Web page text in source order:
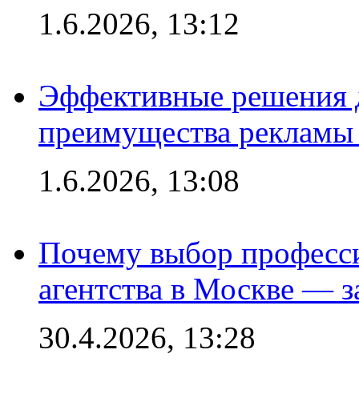
1.6.2026, 13:12
Эффективные решения
преимущества рекламы
1.6.2026, 13:08
Почему выбор
агентства в Москве —
30.4.2026, 13:28